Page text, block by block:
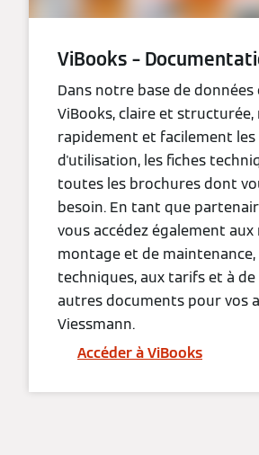
ViBooks –
Dans notre base de
ViBooks, claire et
rapidement et facilement
d'utilisation, les fiches
toutes les brochures dont
besoin. En tant que
vous accédez également
montage et de maintenance,
techniques, aux tarifs et à
autres documents pour vos
Viessmann.
Accéder à ViBooks